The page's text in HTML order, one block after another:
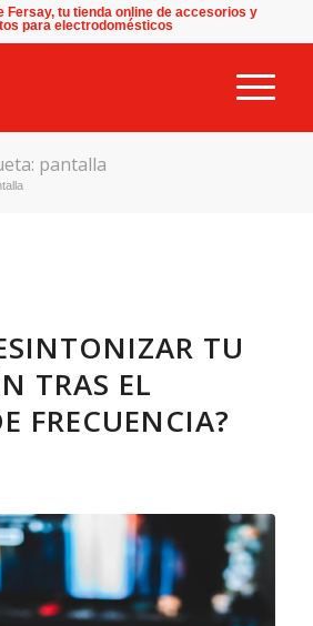
Fersay, tu tienda online de accesorios y
para electrodomésticos
pantalla
TU
TRAS EL
FRECUENCIA?